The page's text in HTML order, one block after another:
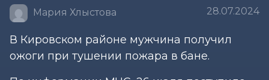
Мария Хлыстова 28.07.2024
В Кировском районе мужчина получил
ожоги при тушении пожара в бане.